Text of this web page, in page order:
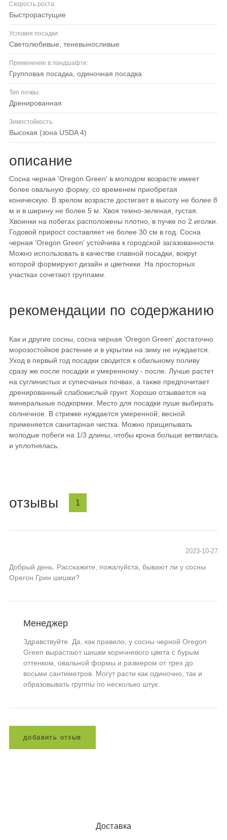
Скорость роста:
быстрорастущие
Условия посадки:
светолюбивые, теневыносливые
Применение в ландшафте:
групповая посадка, одиночная посадка
Тип почвы:
дренированная
Зимостойкость:
высокая (зона USDA 4)
описание
Сосна черная 'Oregon Green' в молодом возрасте имеет
более овальную форму, со временем приобретая
коническую. В зрелом возрасте достигает в высоту не более 8
м и в ширину не более 5 м. Хвоя темно-зеленая, густая.
Хвоинки на побегах расположены плотно, в пучке по 2 иголки.
Годовой прирост составляет не более 30 см в год. Сосна
черная 'Oregon Green' устойчива к городской загазованности.
Можно использовать в качестве главной посадки, вокруг
которой формируют дизайн и цветники. На просторных
участках сочетают группами.
рекомендации по содержанию
Как и другие сосны, сосна черная 'Oregon Green' достаточно
морозостойкое растение и в укрытии на зиму не нуждается.
Уход в первый год посадки сводится к обильному поливу
сразу же после посадки и умеренному - после. Лучше растет
на суглинистых и супесчаных почвах, а также предпочитает
дренированный слабокислый грунт. Хорошо отзывается на
минеральные подкормки. Место для посадки луше выбирать
солнечное. В стрижке нуждается умеренной; весной
применяется санитарная чистка. Можно прищипывать
молодые побеги на 1/3 длины, чтобы крона больше ветвилась
и уплотнялась.
отзывы 1
2023-10-27
Добрый день. Расскажите, пожалуйста, бывают ли у сосны
Орегон Грин шишки?
Менеджер
Здравствуйте. Да, как правило, у сосны черной Oregon
Green вырастают шишки коричневого цвета с бурым
оттенком, овальной формы и размером от трех до
восьми сантиметров. Могут расти как одиночно, так и
образовывать группы по несколько штук.
доба вит ь отз ыв
Доставка